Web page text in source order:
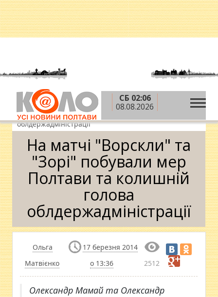
СБ 02:06
08.08.2026
Головна » Новини »
На матчі "Ворскли" та "Зорі"
побували мер Полтави та колишній голова
облдержадміністрації
На матчі "Ворскли" та
"Зорі" побували мер
Полтави та колишній
голова
облдержадміністрації
Ольга
Матвієнко
17 березня 2014
о 13:36
2512
Олександр Мамай та Олександр